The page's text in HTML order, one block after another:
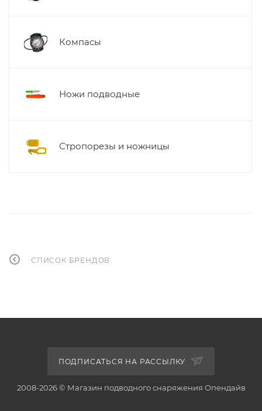
Компасы
Ножи подводные
Стропорезы и ножницы
СПИСОК БРЕНДОВ
ПОДПИСАТЬСЯ НА РАССЫЛКУ
2008-2026 © Магазин подводного снаряжения Опендайв